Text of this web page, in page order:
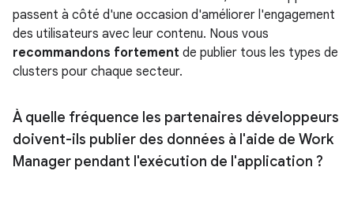
passent à côté d'une occasion d'améliorer l'engagement
des utilisateurs avec leur contenu. Nous vous
recommandons fortement de publier tous les types de
clusters pour chaque secteur.
À quelle fréquence les partenaires développeurs
doivent-ils publier des données à l'aide de Work
Manager pendant l'exécution de l'application ?